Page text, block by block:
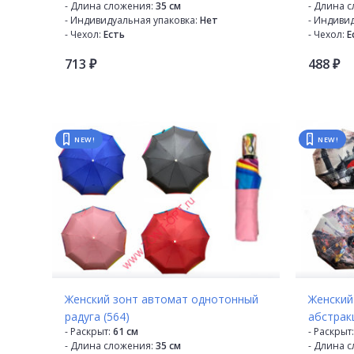
- Длина сложения: 35 см
- Индивидуальная упаковка: Нет
- Чехол: Есть
- Страна производителя:
- Кол-во сложений:3
- Кол-во спиц:
- Каркас:
Стекловолокно
- Материал купола:Эпонж
- Материал спиц:
Стекловолокно
- Материал ручки:
Пластик
- Расцветка:6 расцветок
713 ₽
- Длина
-
- Чехол:
- Страна
- Кол-во
- Кол-во
- Каркас:
-
-
-
-
488 ₽
NEW!
Женский зонт автомат однотонный
радуга (564)
- Раскрыт: 61 см
- Длина сложения: 35 см
NEW!
- Раскрыт:
- Длина